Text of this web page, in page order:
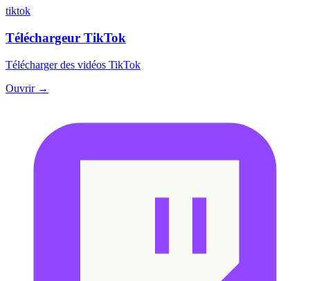
tiktok
Téléchargeur TikTok
Télécharger des vidéos TikTok
Ouvrir →